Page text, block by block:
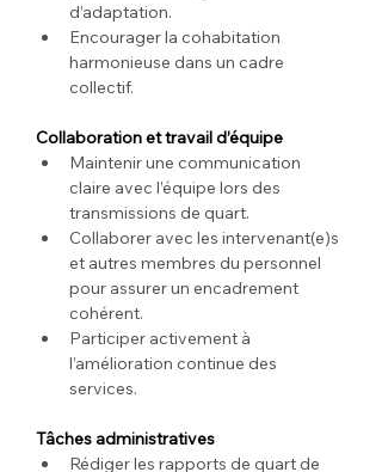
d’adaptation.
Encourager la cohabitation
harmonieuse dans un cadre
collectif.
Collaboration et travail d’équipe
Maintenir une communication
claire avec l’équipe lors des
transmissions de quart.
Collaborer avec les intervenant(e)s
et autres membres du personnel
pour assurer un encadrement
cohérent.
Participer activement à
l’amélioration continue des
services.
Tâches administratives
Rédiger les rapports de quart de